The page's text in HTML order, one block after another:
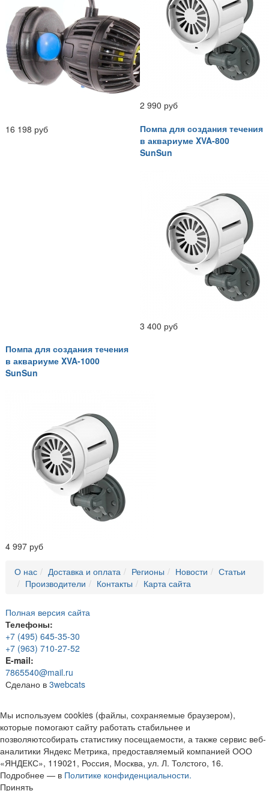
16 198 руб
2 990 руб
Помпа для создания течения
в аквариуме XVA-800
SunSun
3 400 руб
Помпа для создания течения
в аквариуме XVA-1000
SunSun
4 997 руб
О нас Доставка и оплата Регионы Новости
Статьи
Производители
Контакты Карта сайта
Полная версия сайта
Телефоны:
+7 (495) 645-35-30
+7 (963) 710-27-52
E-mail:
7865540@mail.ru
Сделано в 3webcats
Мы используем cookies (файлы, сохраняемые браузером),
которые помогают сайту работать стабильнее и
позволяютсобирать статистику посещаемости, а также сервис веб-
аналитики Яндекс Метрика, предоставляемый компанией ООО
«ЯНДЕКС», 119021, Россия, Москва, ул. Л. Толстого, 16.
Подробнее — в Политике конфиденциальности.
Принять